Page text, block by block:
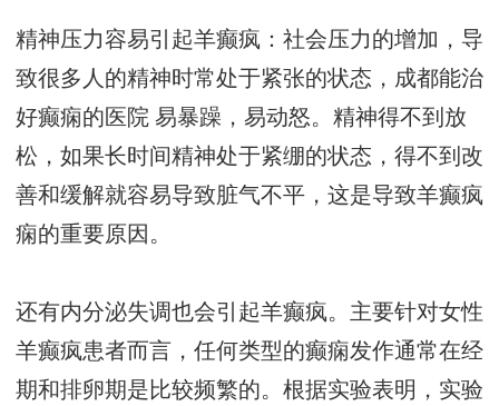
精神压力容易引起羊癫疯：社会压力的增加，导
致很多人的精神时常处于紧张的状态， 成都能治
好癫痫的医院 易暴躁，易动怒。精神得不到放
松，如果长时间精神处于紧绷的状态，得不到改
善和缓解就容易导致脏气不平，这是导致羊癫疯
痫的重要原因。
还有内分泌失调也会引起羊癫疯。主要针对女性
羊癫疯患者而言，任何类型的癫痫发作通常在经
期和排卵期是比较频繁的。根据实验表明，实验